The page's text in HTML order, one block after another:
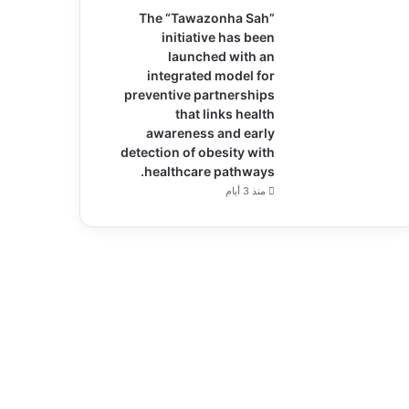
The “Tawazonha Sah”
initiative has been
launched with an
integrated model for
preventive partnerships
that links health
awareness and early
detection of obesity with
healthcare pathways.
منذ 3 أيام